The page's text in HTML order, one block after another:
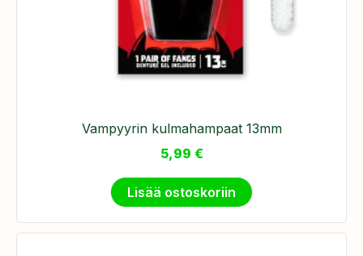
​Vampyyrin kulmahampaat 13mm
5,99 €
Lisää ostoskoriin